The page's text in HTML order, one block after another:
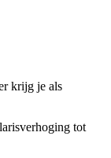
krijg je als
tot